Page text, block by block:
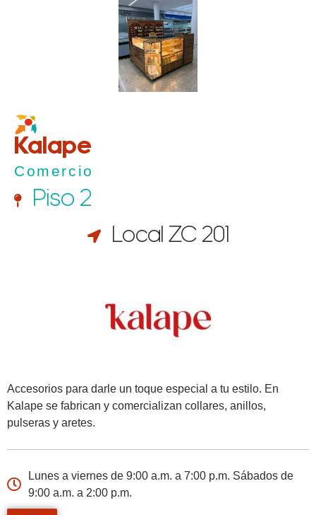
Kalape
Comercio
Piso 2
Local ZC 201
Accesorios para darle un toque especial a tu estilo. En
Kalape se fabrican y comercializan collares, anillos,
pulseras y aretes.
Lunes a viernes de 9:00 a.m. a 7:00 p.m. Sábados de
9:00 a.m. a 2:00 p.m.